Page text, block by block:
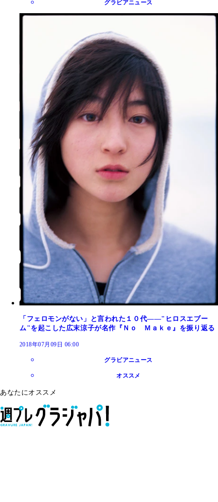
グラビアニュース
「フェロモンがない」と言われた１０代――"ヒロスエブー
ム"を起こした広末涼子が名作『Ｎｏ Ｍａｋｅ』を振り返る
2018年07月09日 06:00
グラビアニュース
オススメ
あなたにオススメ